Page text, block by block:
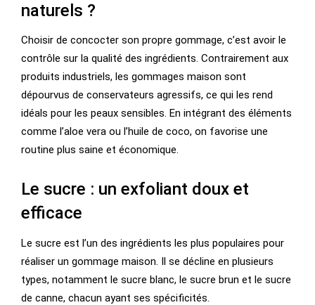
naturels ?
Choisir de concocter son propre gommage, c’est avoir le
contrôle sur la qualité des ingrédients. Contrairement aux
produits industriels, les gommages maison sont
dépourvus de conservateurs agressifs, ce qui les rend
idéals pour les peaux sensibles. En intégrant des éléments
comme l’aloe vera ou l’huile de coco, on favorise une
routine plus saine et économique.
Le sucre : un exfoliant doux et
efficace
Le sucre est l’un des ingrédients les plus populaires pour
réaliser un gommage maison. Il se décline en plusieurs
types, notamment le sucre blanc, le sucre brun et le sucre
de canne, chacun ayant ses spécificités.